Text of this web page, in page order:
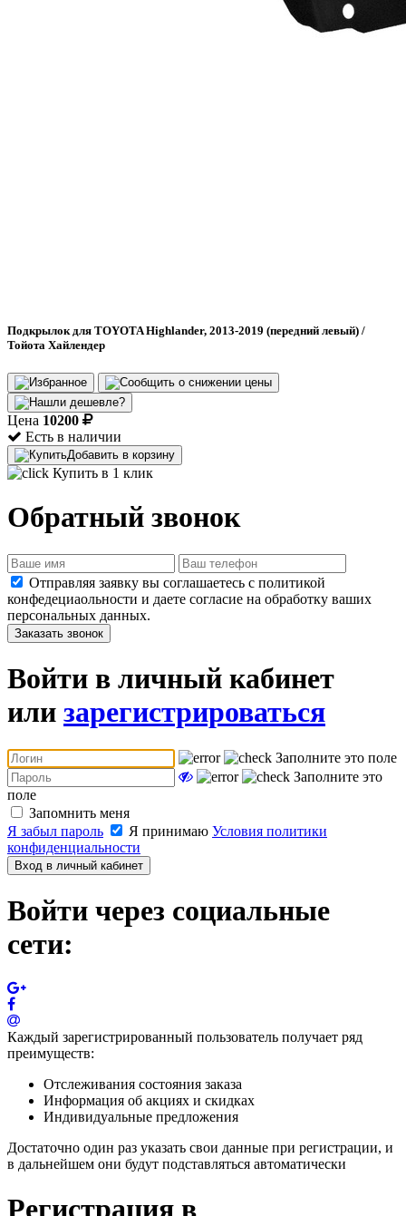
Подкрылок для TOYOTA Highlander, 2013-2019 (передний левый) /
Тойота Хайлендер
Цена 10200
Есть в наличии
Добавить в корзину
Купить в 1 клик
Обратный звонок
Отправляя заявку вы соглашаетесь с политикой
конфедециаольности и даете согласие на обработку ваших
персональных данных.
Заказать звонок
Войти в личный кабинет
или зарегистрироваться
Заполните это поле
Заполните это
поле
Запомнить меня
Я забыл пароль
Я принимаю Условия политики
конфиденциальности
Вход в личный кабинет
Войти через социальные
сети:
Каждый зарегистрированный пользователь получает ряд
преимуществ:
Отслеживания состояния заказа
Информация об акциях и скидках
Индивидуальные предложения
Достаточно один раз указать свои данные при регистрации, и
в дальнейшем они будут подставляться автоматически
Регистрация в